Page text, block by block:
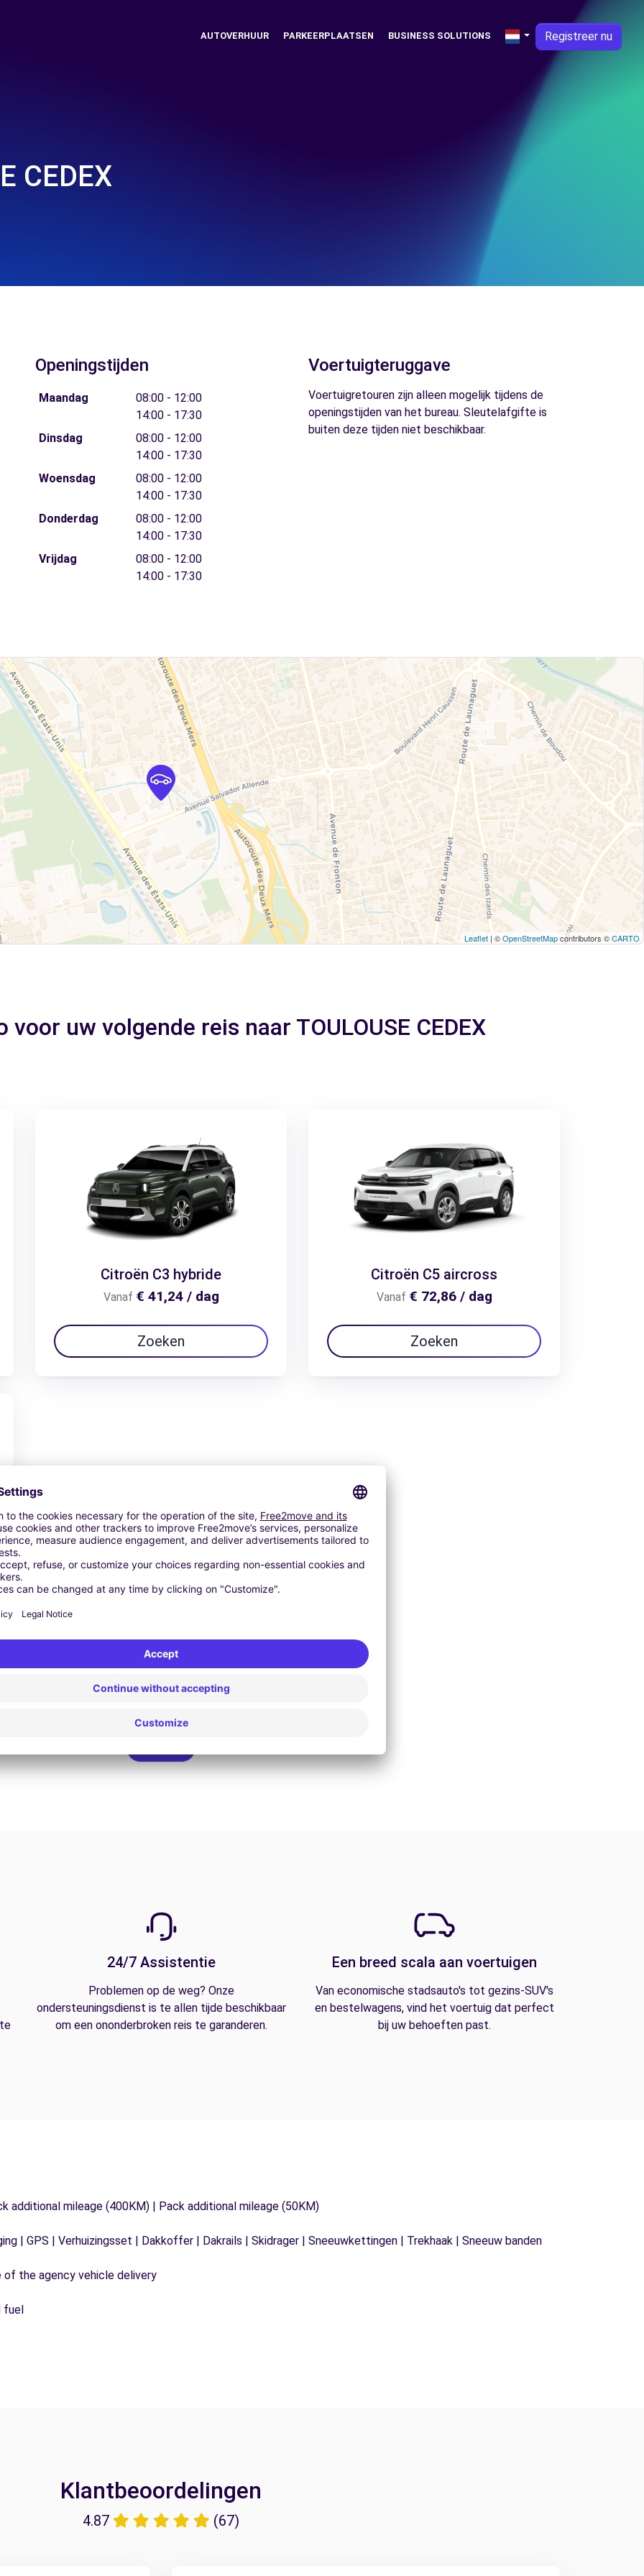
AUTOVERHUUR PARKEERPLAATSEN BUSINESS SOLUTIONS Registreer nu
CEDEX
Openingstijden
Maandag
08:00 - 12:00
14:00 - 17:30
Dinsdag
08:00 - 12:00
14:00 - 17:30
Woensdag
08:00 - 12:00
14:00 - 17:30
Donderdag
08:00 - 12:00
14:00 - 17:30
Vrijdag
08:00 - 12:00
14:00 - 17:30
Voertuigteruggave
Voertuigretouren zijn alleen mogelijk tijdens de
openingstijden van het bureau. Sleutelafgifte is
buiten deze tijden niet beschikbaar.
Leaflet | ©OpenStreetMapcontributors ©CARTO
uw volgende reis naar TOULOUSE CEDEX
Citroën C3 hybride
Vanaf € 41,24 / dag
Zoeken
Citroën C5 aircross
Vanaf € 72,86 / dag
Zoeken
24/7 Assistentie
Problemen op de weg? Onze
ondersteuningsdienst is te allen tijde beschikbaar
om een ononderbroken reis te garanderen.
Een breed scala aan voertuigen
Van economische stadsauto's tot gezins-SUV's
en bestelwagens, vind het voertuig dat perfect
bij uw behoeften past.
additional mileage (400KM) | Pack additional mileage (50KM)
| GPS | Verhuizingsset | Dakkoffer | Dakrails | Skidrager | Sneeuwkettingen | Trekhaak | Sneeuw banden
the agency vehicle delivery
fuel
Klantbeoordelingen
4.87 (67)